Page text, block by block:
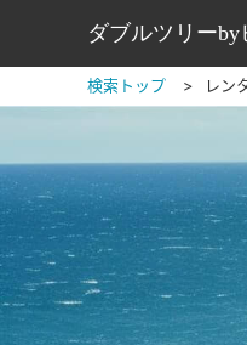
ダブルツリー
検索トップ レン